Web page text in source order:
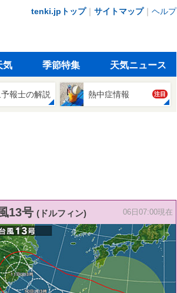
tenki.jpトップ｜ サイトマップ｜ ヘルプ
気 季節特集 天気ニュース
報士の解説 熱中症情報 注目
13号 (ドルフィン) 06日07:00現在